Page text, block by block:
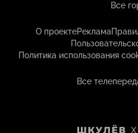
Все
О проектеРеклама
Политика использования
Все